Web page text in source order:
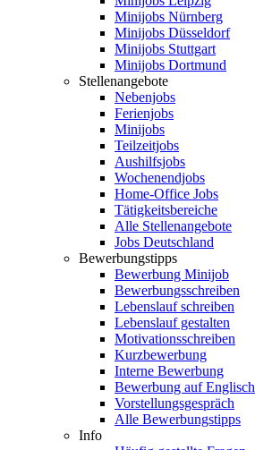
Minijobs Nürnberg
Minijobs Düsseldorf
Minijobs Stuttgart
Minijobs Dortmund
Stellenangebote
Nebenjobs
Ferienjobs
Minijobs
Teilzeitjobs
Aushilfsjobs
Wochenendjobs
Home-Office Jobs
Tätigkeitsbereiche
Alle Stellenangebote
Jobs Deutschland
Bewerbungstipps
Bewerbung Minijob
Bewerbungsschreiben
Lebenslauf schreiben
Lebenslauf gestalten
Motivationsschreiben
Kurzbewerbung
Interne Bewerbung
Bewerbung auf Englisch
Vorstellungsgespräch
Alle Bewerbungstipps
Info